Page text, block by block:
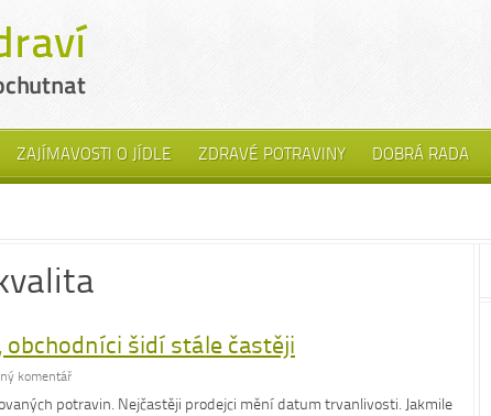
ZAJÍMAVOSTI O JÍDLE ZDRAVÉ POTRAVINY DOBRÁ RADA
šidí stále častěji
komentář
potravin. Nejčastěji prodejci mění datum trvanlivosti. Jakmile